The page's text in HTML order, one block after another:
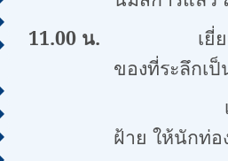
11.00 น. เยี่ยม
ของที่ระลึกเ
เช่น เครื่องไม้แก
ฝ้าย ให้นักท่อ